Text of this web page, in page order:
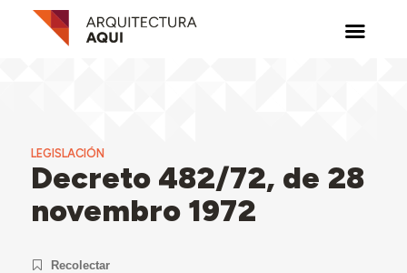
LEGISLACIÓN
Decreto 482/72, de 28
novembro 1972
Recolectar